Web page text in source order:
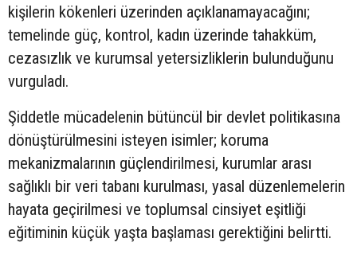
kişilerin kökenleri üzerinden açıklanamayacağını;
temelinde güç, kontrol, kadın üzerinde tahakküm,
cezasızlık ve kurumsal yetersizliklerin bulunduğunu
vurguladı.
Şiddetle mücadelenin bütüncül bir devlet politikasına
dönüştürülmesini isteyen isimler; koruma
mekanizmalarının güçlendirilmesi, kurumlar arası
sağlıklı bir veri tabanı kurulması, yasal düzenlemelerin
hayata geçirilmesi ve toplumsal cinsiyet eşitliği
eğitiminin küçük yaşta başlaması gerektiğini belirtti.